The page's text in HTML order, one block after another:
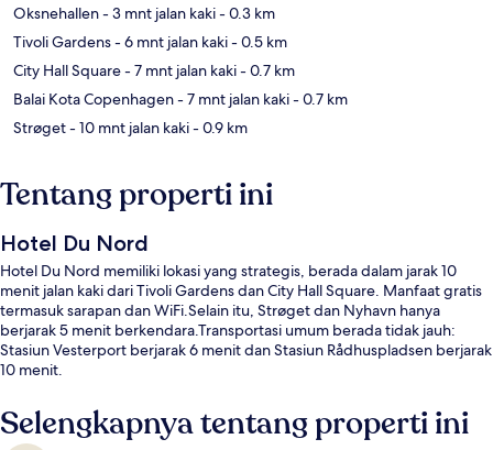
Oksnehallen- 3 mnt jalan kaki- 0.3 km
Tivoli Gardens- 6 mnt jalan kaki- 0.5 km
City Hall Square- 7 mnt jalan kaki- 0.7 km
Balai Kota Copenhagen- 7 mnt jalan kaki- 0.7 km
Strøget- 10 mnt jalan kaki- 0.9 km
Tentang properti ini
Hotel Du Nord
Hotel Du Nord memiliki lokasi yang strategis, berada dalam jarak 10
menit jalan kaki dari Tivoli Gardens dan City Hall Square. Manfaat gratis
termasuk sarapan dan WiFi.Selain itu, Strøget dan Nyhavn hanya
berjarak 5 menit berkendara.Transportasi umum berada tidak jauh:
Stasiun Vesterport berjarak 6 menit dan Stasiun Rådhuspladsen berjarak
10 menit.
Selengkapnya tentang properti ini